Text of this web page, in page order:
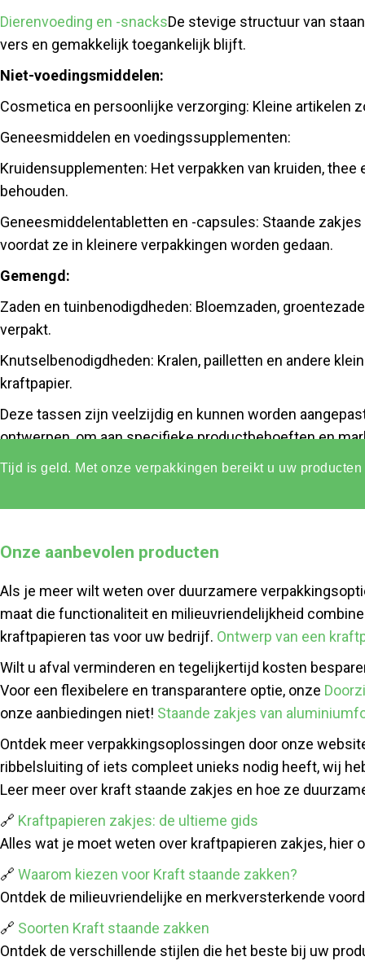
Dierenvoeding en -snacksDe stevige structuur van
vers en gemakkelijk toegankelijk blijft.
Niet-voedingsmiddelen:
Cosmetica en persoonlijke verzorging: Kleine artikelen
Geneesmiddelen en voedingssupplementen:
Kruidensupplementen: Het verpakken van kruiden,
behouden.
Geneesmiddelentabletten en -capsules: Staande
voordat ze in kleinere verpakkingen worden gedaan.
Gemengd:
Zaden en tuinbenodigdheden: Bloemzaden,
verpakt.
Knutselbenodigdheden: Kralen, pailletten en andere
kraftpapier.
Deze tassen zijn veelzijdig en kunnen worden
ontwerpen, om aan specifieke productbehoeften en
Tijd is geld. Met onze verpakkingen bereikt u uw
Onze aanbevolen producten
Als je meer wilt weten over duurzamere
maat die functionaliteit en milieuvriendelijkheid
kraftpapieren tas voor uw bedrijf. Ontwerp van een
Wilt u afval verminderen en tegelijkertijd kosten
Voor een flexibelere en transparantere optie, onze
onze aanbiedingen niet! Staande zakjes van
Ontdek meer verpakkingsoplossingen door onze
ribbelsluiting of iets compleet unieks nodig heeft, wij
Leer meer over kraft staande zakjes en hoe ze
🔗 Kraftpapieren zakjes: de ultieme gids
Alles wat je moet weten over kraftpapieren zakjes, hier
🔗 Waarom kiezen voor Kraft staande zakken?
Ontdek de milieuvriendelijke en merkversterkende
🔗 Soorten Kraft staande zakken
Ontdek de verschillende stijlen die het beste bij uw